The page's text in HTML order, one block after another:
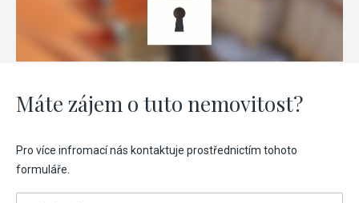
Máte zájem o tuto nemovitost?
Pro více infromací nás kontaktuje prostřednictím tohoto
formuláře.